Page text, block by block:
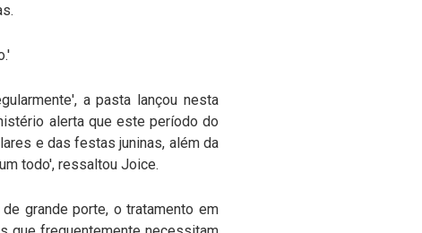
a pasta lançou nesta
alerta que este período do
e das festas juninas, além da
todo', ressaltou Joice.
grande porte, o tratamento em